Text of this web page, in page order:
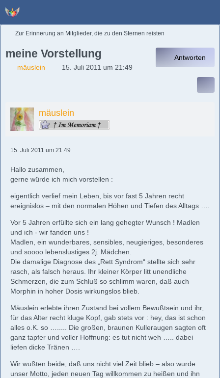
Zur Erinnerung an Mitglieder, die zu den Sternen reisten
meine Vorstellung
mäuslein 15. Juli 2011 um 21:49
Antworten
mäuslein
15. Juli 2011 um 21:49
Hallo zusammen,
gerne würde ich mich vorstellen :
eigentlich verlief mein Leben, bis vor fast 5 Jahren recht
ereignislos – mit den normalen Höhen und Tiefen des Alltags ….
Vor 5 Jahren erfüllte sich ein lang gehegter Wunsch ! Madlen
und ich - wir fanden uns !
Madlen, ein wunderbares, sensibles, neugieriges, besonderes
und soooo lebenslustiges 2j. Mädchen.
Die damalige Diagnose des „Rett Syndrom“ stellte sich sehr
rasch, als falsch heraus. Ihr kleiner Körper litt unendliche
Schmerzen, die zum Schluß so schlimm waren, daß auch
Morphin in hoher Dosis wirkungslos blieb.
Mäuslein erlebte ihren Zustand bei vollem Bewußtsein und ihr,
für das Alter recht kluge Kopf, gab stets vor : hey, das ist schon
alles o.K. so …..... Die großen, braunen Kulleraugen sagten oft
ganz tapfer und voller Hoffnung: es tut nicht weh ….. dabei
liefen dicke Tränen ….
Wir wußten beide, daß uns nicht viel Zeit blieb – also wurde
unser Motto, jeden neuen Tag willkommen zu heißen und ihn